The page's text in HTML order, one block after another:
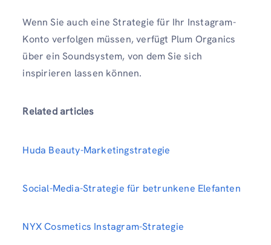
Wenn Sie auch eine Strategie für Ihr Instagram-
Konto verfolgen müssen, verfügt Plum Organics
über ein Soundsystem, von dem Sie sich
inspirieren lassen können.
Related articles
Huda Beauty-Marketingstrategie
Social-Media-Strategie für betrunkene Elefanten
NYX Cosmetics Instagram-Strategie